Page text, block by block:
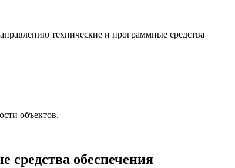
технические и программные средства
объектов.
средства обеспечения